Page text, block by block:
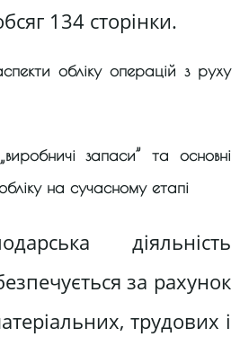
134 сторінки.
обліку операцій з руху
запаси” та основні
на сучасному етапі
діяльність
за рахунок
трудових і